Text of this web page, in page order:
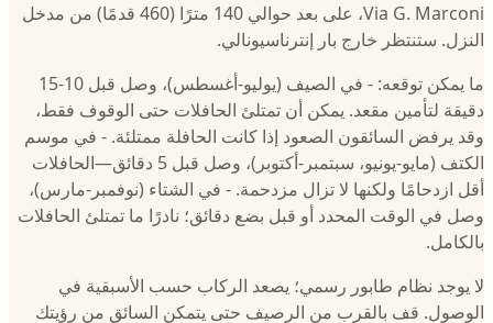
Via G. Marconi، على بعد حوالي 140 مترًا (460 قدمًا) من مدخل
النزل. ستنتظر خارج بار إنترناسيونالي.
ما يمكن توقعه: - في الصيف (يوليو-أغسطس)، وصل قبل 10-15
دقيقة لتأمين مقعد. يمكن أن تمتلئ الحافلات حتى الوقوف فقط،
وقد يرفض السائقون الصعود إذا كانت الحافلة ممتلئة. - في موسم
الكتف (مايو-يونيو، سبتمبر-أكتوبر)، وصل قبل 5 دقائق—الحافلات
أقل ازدحامًا ولكنها لا تزال مزدحمة. - في الشتاء (نوفمبر-مارس)،
وصل في الوقت المحدد أو قبل بضع دقائق؛ نادرًا ما تمتلئ الحافلات
بالكامل.
لا يوجد نظام طابور رسمي؛ يصعد الركاب حسب الأسبقية في
الوصول. قف بالقرب من الرصيف حتى يتمكن السائق من رؤيتك